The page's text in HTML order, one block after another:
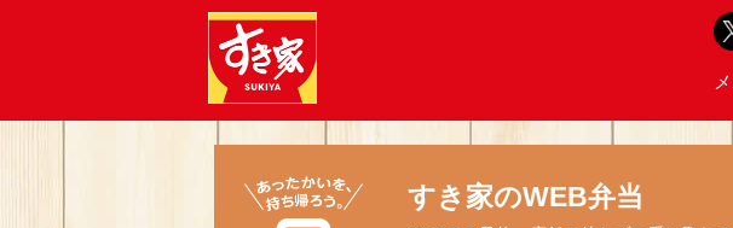
すき家のWEB弁当